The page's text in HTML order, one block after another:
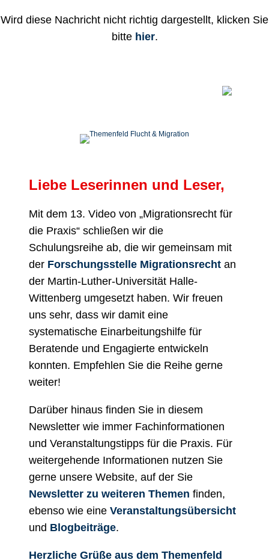
Wird diese Nachricht nicht richtig dargestellt, klicken Sie
bitte hier.
Liebe Leserinnen und Leser,
Mit dem 13. Video von „Migrationsrecht für
die Praxis“ schließen wir die
Schulungsreihe ab, die wir gemeinsam mit
der Forschungsstelle Migrationsrechtan
der Martin-Luther-Universität Halle-
Wittenberg umgesetzt haben. Wir freuen
uns sehr, dass wir damit eine
systematische Einarbeitungshilfe für
Beratende und Engagierte entwickeln
konnten. Empfehlen Sie die Reihe gerne
weiter!
Darüber hinaus finden Sie in diesem
Newsletter wie immer Fachinformationen
und Veranstaltungstipps für die Praxis. Für
weitergehende Informationen nutzen Sie
gerne unsere Website, auf der Sie
Newsletter zu weiteren Themen finden,
ebenso wie eine Veranstaltungsübersicht
und Blogbeiträge.
Herzliche Grüße aus dem Themenfeld